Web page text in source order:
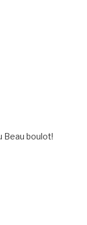
Beau boulot!